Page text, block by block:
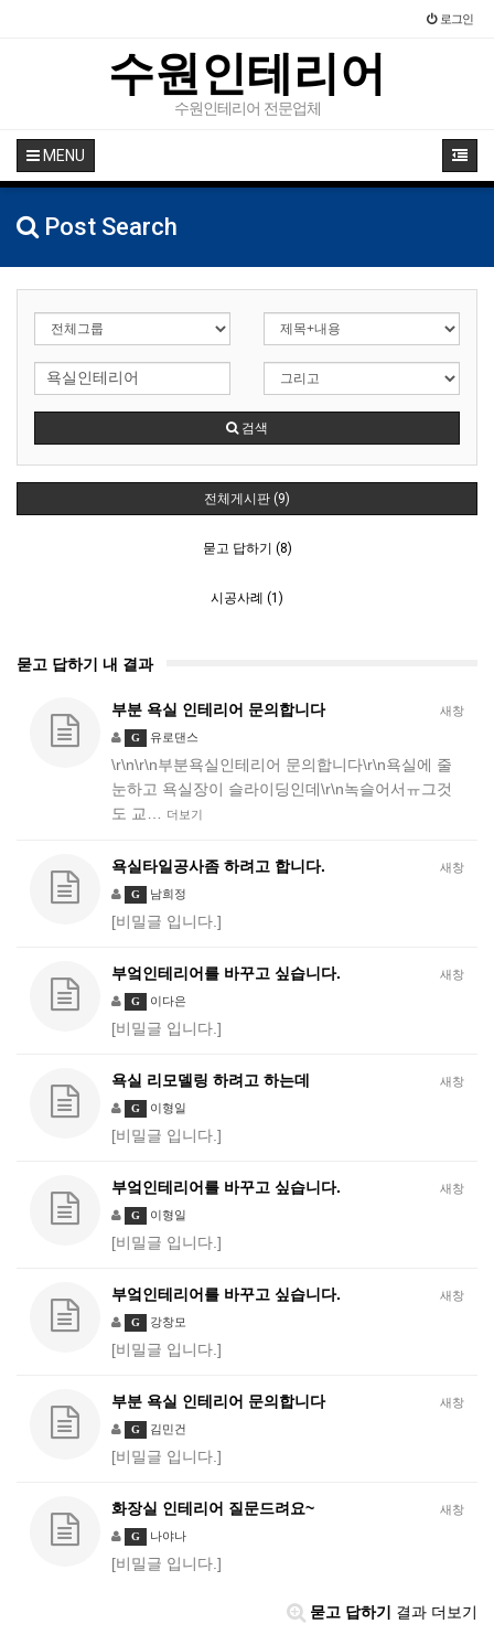
로그인
수원인테리어
수원인테리어 전문업체
MENU
Post Search
검색
전체게시판 (9)
묻고 답하기 (8)
시공사례 (1)
묻고 답하기 내 결과
새창
부분 욕실 인테리어 문의합니다
G 유로댄스
\r\n\r\n부분욕실인테리어 문의합니다\r\n욕실에 줄
눈하고 욕실장이 슬라이딩인데\r\n녹슬어서ㅠ그것
도 교…
더보기
새창
욕실타일공사좀 하려고 합니다.
G 남희정
[비밀글 입니다.]
새창
부엌인테리어를 바꾸고 싶습니다.
G 이다은
[비밀글 입니다.]
새창
욕실 리모델링 하려고 하는데
G 이형일
[비밀글 입니다.]
새창
부엌인테리어를 바꾸고 싶습니다.
G 이형일
[비밀글 입니다.]
새창
부엌인테리어를 바꾸고 싶습니다.
G 강창모
[비밀글 입니다.]
새창
부분 욕실 인테리어 문의합니다
G 김민건
[비밀글 입니다.]
새창
화장실 인테리어 질문드려요~
G 나야나
[비밀글 입니다.]
묻고 답하기 결과 더보기